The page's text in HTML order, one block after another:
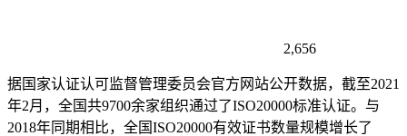
2,656
据国家认证认可监督管理委员会官方网站公开数据，截至2021
年2月，全国共9700余家组织通过了ISO20000标准认证。与
2018年同期相比，全国ISO20000有效证书数量规模增长了